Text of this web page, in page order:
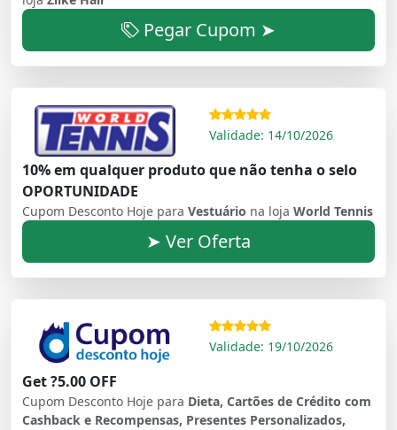
Pegar Cupom ➤
Validade: 14/10/2026
10% em qualquer produto que não tenha o selo
OPORTUNIDADE
Cupom Desconto Hoje para Vestuário na loja World Tennis
➤ Ver Oferta
Validade: 19/10/2026
Get ?5.00 OFF
Cupom Desconto Hoje para Dieta, Cartões de Crédito com
Cashback e Recompensas, Presentes Personalizados,